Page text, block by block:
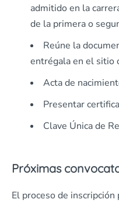
admitido en la
de la primera o
Reúne la
entrégala en el sitio
Acta de
Presentar
Clave Única de
Próximas
El proceso de